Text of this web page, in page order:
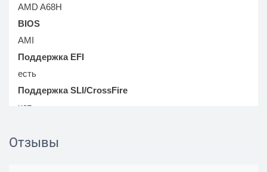
AMD A68H
BIOS
AMI
Поддержка EFI
есть
Поддержка SLI/CrossFire
нет
Память
Отзывы